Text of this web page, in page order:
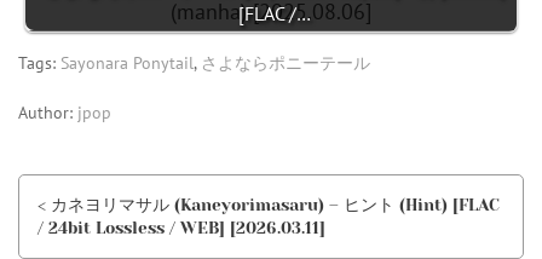
[FLAC /…
Tags: Sayonara Ponytail, さよならポニーテール
Author: jpop
< カネヨリマサル (Kaneyorimasaru) – ヒント (Hint) [FLAC
/ 24bit Lossless / WEB] [2026.03.11]